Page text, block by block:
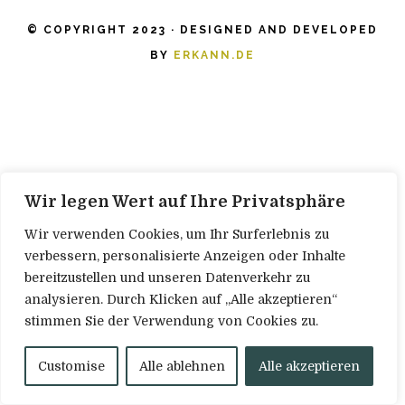
Wir legen Wert auf Ihre Privatsphäre
Wir verwenden Cookies, um Ihr Surferlebnis zu
verbessern, personalisierte Anzeigen oder Inhalte
bereitzustellen und unseren Datenverkehr zu
analysieren. Durch Klicken auf „Alle akzeptieren“
stimmen Sie der Verwendung von Cookies zu.
Customise Alle ablehnen Alle akzeptieren
© COPYRIGHT 2023 · DESIGNED AND DEVELOPED
BY
ERKANN.DE